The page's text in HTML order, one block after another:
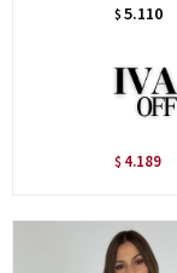
$ 5.110
$ 4.189